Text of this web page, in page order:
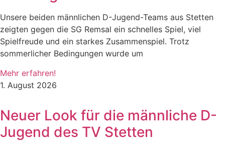
Unsere beiden männlichen D-Jugend-Teams aus Stetten
zeigten gegen die SG Remsal ein schnelles Spiel, viel
Spielfreude und ein starkes Zusammenspiel. Trotz
sommerlicher Bedingungen wurde um
Mehr erfahren!
1. August 2026
Neuer Look für die männliche D-
Jugend des TV Stetten